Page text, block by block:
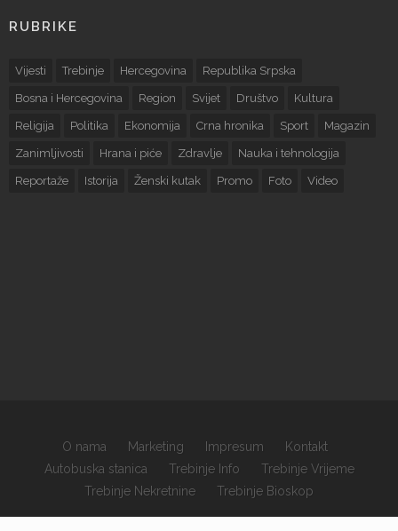
×
RUBRIKE
Vijesti Trebinje Hercegovina Republika Srpska
Bosna i Hercegovina Region Svijet Društvo Kultura
Religija Politika Ekonomija Crna hronika Sport Magazin
Zanimljivosti Hrana i piće Zdravlje Nauka i tehnologija
Reportaže Istorija Ženski kutak Promo Foto Video
O nama Marketing Impresum
Kontakt
Autobuska stanica
Trebinje Info
Trebinje Vrijeme
Trebinje Nekretnine
Trebinje Bioskop